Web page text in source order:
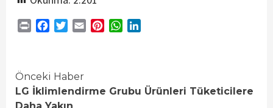
Print FacebookTwitterEmail PinterestWhatsApp
Continue
Önceki Haber
LG İklimlendirme Grubu Ürünleri Tüketicilere
Daha Yakın